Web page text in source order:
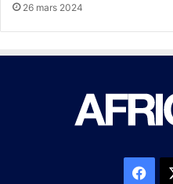
26 mars 2024